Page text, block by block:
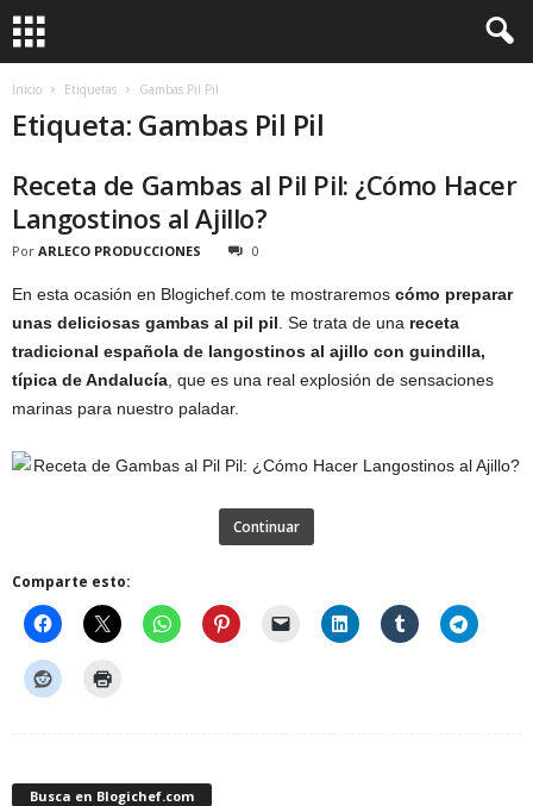
Inicio Etiquetas Gambas Pil Pil
Etiqueta: Gambas Pil Pil
Receta de Gambas al Pil Pil: ¿Cómo Hacer
Langostinos al Ajillo?
Por ARLECO PRODUCCIONES 0
En esta ocasión en Blogichef.com te mostraremos cómo preparar
unas deliciosas gambas al pil pil . Se trata de una receta
tradicional española de langostinos al ajillo con guindilla,
típica de Andalucía , que es una real explosión de sensaciones
marinas para nuestro paladar.
Continuar
Comparte esto:
Busca en Blogichef.com